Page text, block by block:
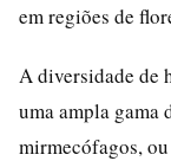
em regiões de
A diversidade de
uma ampla gama
mirmecófagos,